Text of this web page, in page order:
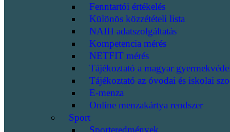
Fenntartói értékelés
Különös közzétételi lista
NAIH adatszolgáltatás
Kompetencia mérés
NETFIT mérés
Tájékoztató a magyar
Tájékoztató az óvodai és iskolai
E-menza
Online menzakártya rendszer
Sport
Sporteredmények